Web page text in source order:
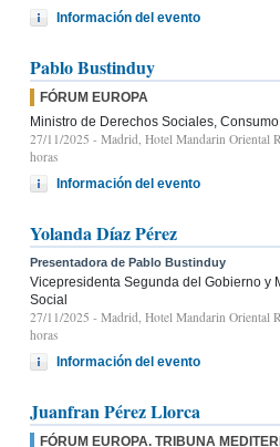
Información del evento
Pablo Bustinduy
FÓRUM EUROPA
Ministro de Derechos Sociales,
27/11/2025 - Madrid, Hotel Mandarin Oriental
horas
Información del evento
Yolanda Díaz Pérez
Presentadora de Pablo Bustinduy
Vicepresidenta Segunda del Gobierno y
Social
27/11/2025 - Madrid, Hotel Mandarin Oriental
horas
Información del evento
Juanfran Pérez Llorca
FÓRUM EUROPA. TRIBUNA